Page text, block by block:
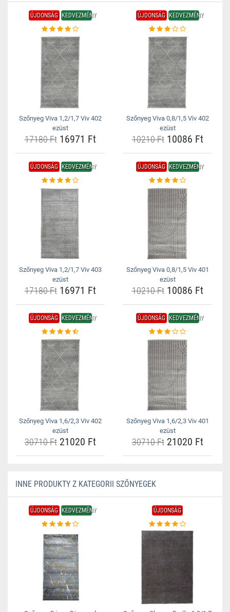
ÚJDONSÁG KEDVEZMÉNY
Szőnyeg Viva 1,2/1,7 Viv 402
ezüst
17180 Ft16971 Ft
ÚJDONSÁG KEDVEZMÉNY
Szőnyeg Viva 0,8/1,5 Viv 402
ezüst
10210 Ft10086 Ft
ÚJDONSÁG KEDVEZMÉNY
Szőnyeg Viva 1,2/1,7 Viv 403
ezüst
17180 Ft16971 Ft
ÚJDONSÁG KEDVEZMÉNY
Szőnyeg Viva 0,8/1,5 Viv 401
ezüst
10210 Ft10086 Ft
ÚJDONSÁG KEDVEZMÉNY
Szőnyeg Viva 1,6/2,3 Viv 402
ezüst
30710 Ft21020 Ft
ÚJDONSÁG KEDVEZMÉNY
Szőnyeg Viva 1,6/2,3 Viv 401
ezüst
30710 Ft21020 Ft
INNE PRODUKTY Z KATEGORII SZŐNYEGEK
ÚJDONSÁG KEDVEZMÉNY ÚJDONSÁG